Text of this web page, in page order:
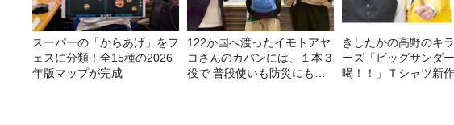
スーパーの「からあげ」をフ
ェスに分類！全15種の2026
年版マップが完成
122か国へ渡ったイモトアヤ
コさんのカバンには、１本３
役で 普段使いも防災にもな
きしたかの高野のキ
ーズ「ビッグサンダー
喝！！」Ｔシャツ新作